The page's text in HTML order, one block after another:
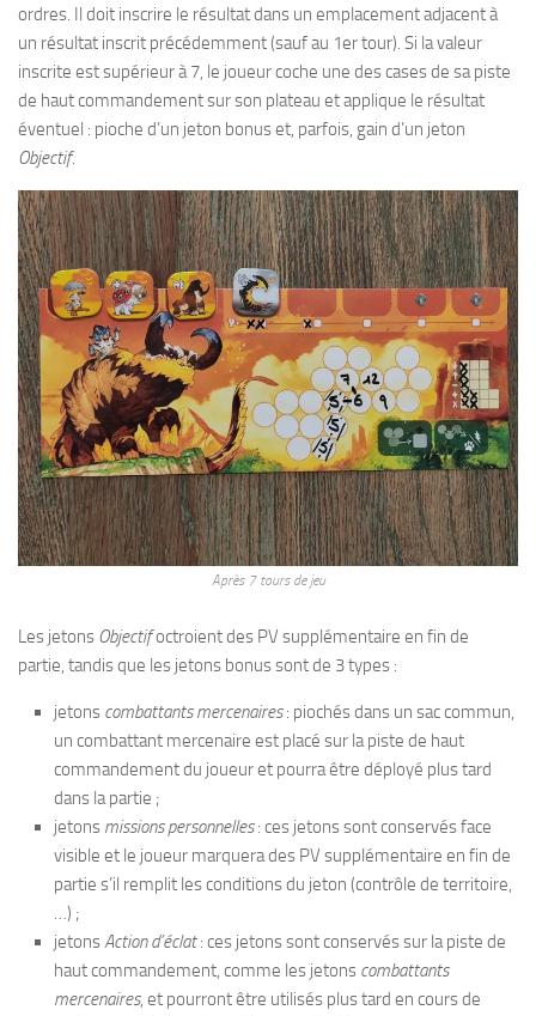
ordres. Il doit inscrire le résultat dans un emplacement adjacent à
un résultat inscrit précédemment (sauf au 1er tour). Si la valeur
inscrite est supérieur à 7, le joueur coche une des cases de sa piste
de haut commandement sur son plateau et applique le résultat
éventuel : pioche d’un jeton bonus et, parfois, gain d’un jeton
Objectif.
Après 7 tours de jeu
Les jetons Objectifoctroient des PV supplémentaire en fin de
partie, tandis que les jetons bonus sont de 3 types :
jetons combattants mercenaires: piochés dans un sac commun,
un combattant mercenaire est placé sur la piste de haut
commandement du joueur et pourra être déployé plus tard
dans la partie ;
jetons missions personnelles: ces jetons sont conservés face
visible et le joueur marquera des PV supplémentaire en fin de
partie s’il remplit les conditions du jeton (contrôle de territoire,
…) ;
jetonsAction d’éclat: ces jetons sont conservés sur la piste de
haut commandement, comme les jetons combattants
mercenaires, et pourront être utilisés plus tard en cours de